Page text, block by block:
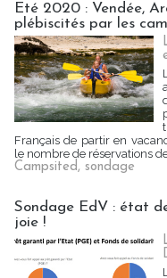
Eté 2020 : Vendée,
plébiscités par les
Français de partir en
le nombre de réservations
Campsited, sondage
Sondage EdV : état
joie !